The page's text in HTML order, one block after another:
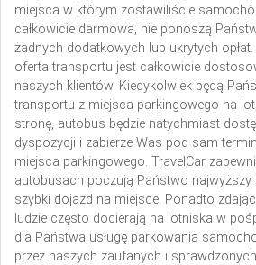
miejsca w którym zostawiliście
całkowicie darmowa, nie ponoszą
żadnych dodatkowych lub ukrytych
oferta transportu jest całkowicie
naszych klientów. Kiedykolwiek będą
transportu z miejsca parkingowego na
stronę, autobus będzie natychmiast
dyspozycji i zabierze Was pod sam
miejsca parkingowego. TravelCar
autobusach poczują Państwo najwyższy
szybki dojazd na miejsce. Ponadto
ludzie często docierają na lotniska w
dla Państwa usługę parkowania
przez naszych zaufanych i